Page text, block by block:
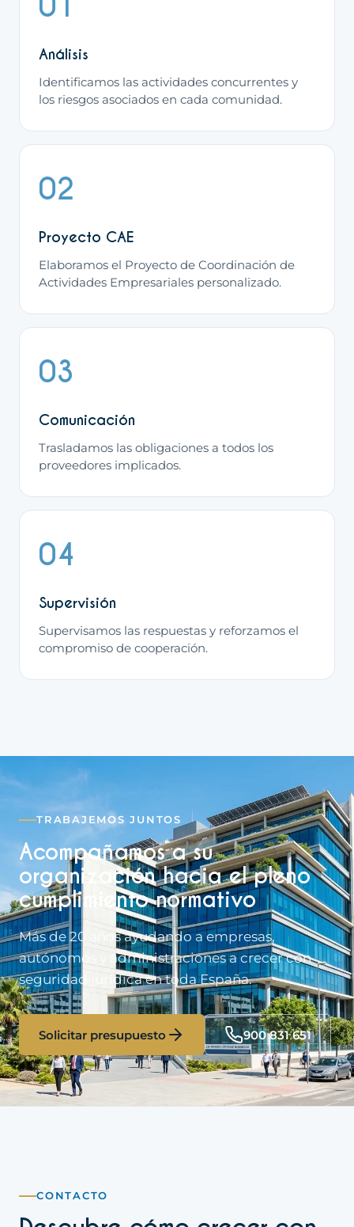
Análisis
Identificamos las actividades concurrentes y
los riesgos asociados en cada comunidad.
02
Proyecto CAE
Elaboramos el Proyecto de Coordinación de
Actividades Empresariales personalizado.
03
Comunicación
Trasladamos las obligaciones a todos los
proveedores implicados.
04
Supervisión
Supervisamos las respuestas y reforzamos el
compromiso de cooperación.
TRABAJEMOS JUNTOS
Acompañamos a su
organización hacia el pleno
cumplimiento normativo
Más de 20 años ayudando a empresas,
autónomos y administraciones a crecer con
seguridad jurídica en toda España.
Solicitar presupuesto 900 831 651
CONTACTO